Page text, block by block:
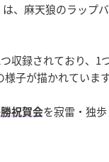
は、麻天狼のラップ
収録されており、1
子が描かれています
祝賀会を寂雷・独